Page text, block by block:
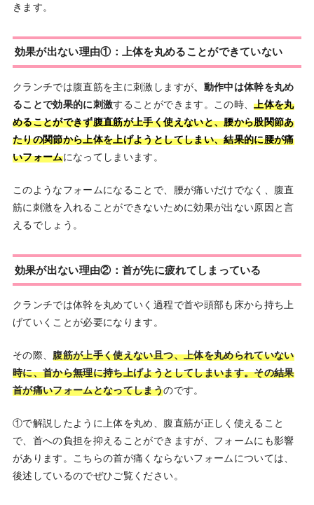
きます。
効果が出ない理由①：上体を丸めることができていない
クランチでは腹直筋を主に刺激しますが、動作中は体幹を丸め
ることで効果的に刺激することができます。この時、上体を丸
めることができず腹直筋が上手く使えないと、腰から股関節あ
たりの関節から上体を上げようとしてしまい、結果的に腰が痛
いフォームになってしまいます。
このようなフォームになることで、腰が痛いだけでなく、腹直
筋に刺激を入れることができないために効果が出ない原因と言
えるでしょう。
効果が出ない理由②：首が先に疲れてしまっている
クランチでは体幹を丸めていく過程で首や頭部も床から持ち上
げていくことが必要になります。
その際、 腹筋が上手く使えない且つ、上体を丸められていない
時に、首から無理に持ち上げようとしてしまいます。その結果
首が痛いフォームとなってしまうのです。
①で解説したように上体を丸め、腹直筋が正しく使えること
で、首への負担を抑えることができますが、フォームにも影響
があります。こちらの首が痛くならないフォームについては、
後述しているのでぜひご覧ください。